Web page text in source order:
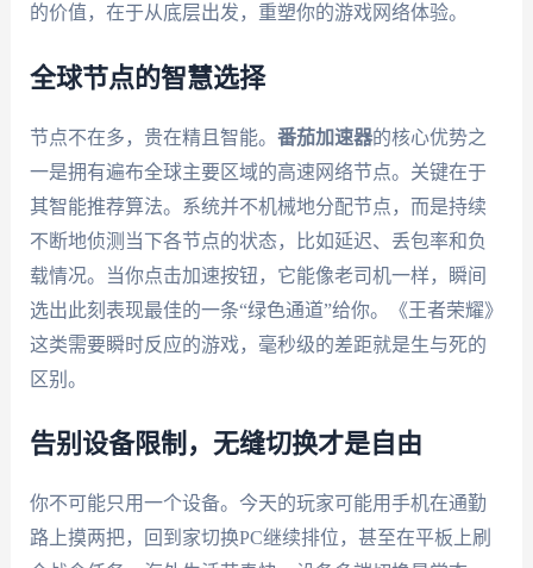
的价值，在于从底层出发，重塑你的游戏网络体验。
全球节点的智慧选择
节点不在多，贵在精且智能。 番茄加速器的核心优势之
一是拥有遍布全球主要区域的高速网络节点。关键在于
其智能推荐算法。系统并不机械地分配节点，而是持续
不断地侦测当下各节点的状态，比如延迟、丢包率和负
载情况。当你点击加速按钮，它能像老司机一样，瞬间
选出此刻表现最佳的一条“绿色通道”给你。《王者荣耀》
这类需要瞬时反应的游戏，毫秒级的差距就是生与死的
区别。
告别设备限制，无缝切换才是自由
你不可能只用一个设备。今天的玩家可能用手机在通勤
路上摸两把，回到家切换PC继续排位，甚至在平板上刷